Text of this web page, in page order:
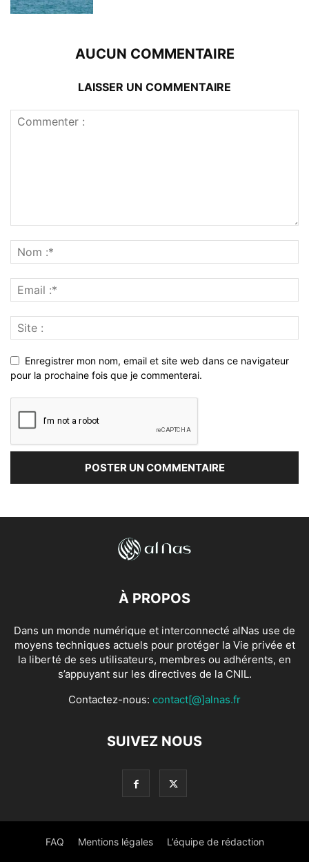
AUCUN COMMENTAIRE
LAISSER UN COMMENTAIRE
Enregistrer mon nom, email et site web dans ce navigateur
pour la prochaine fois que je commenterai.
À PROPOS
Dans un monde numérique et interconnecté alNas use de
moyens techniques actuels pour protéger la Vie privée et
la liberté de ses utilisateurs, membres ou adhérents, en
s’appuyant sur les directives de la CNIL.
Contactez-nous: contact[@]alnas.fr
SUIVEZ NOUS
FAQ Mentions légales L’équipe de rédaction